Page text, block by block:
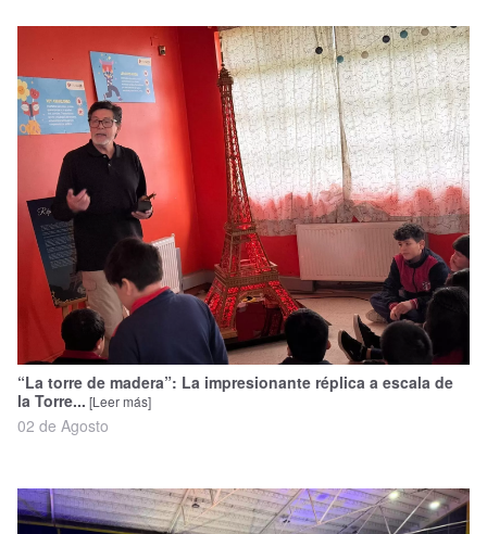
“La torre de madera”: La impresionante réplica a escala de
la Torre... [Leer más]
02 de Agosto